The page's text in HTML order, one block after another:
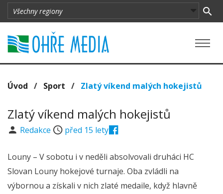
Úvod / Sport / Zlatý víkend malých hokejistů
Zlatý víkend malých hokejistů
Redakce před 15 lety
Louny – V sobotu i v neděli absolvovali druháci HC
Slovan Louny hokejové turnaje. Oba zvládli na
výbornou a získali v nich zlaté medaile, když hlavně